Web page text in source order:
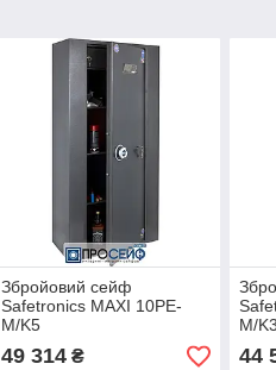
Збройовий сейф
Safetronics MAXI 10PE-
M/K5
49 314₴
M/
44